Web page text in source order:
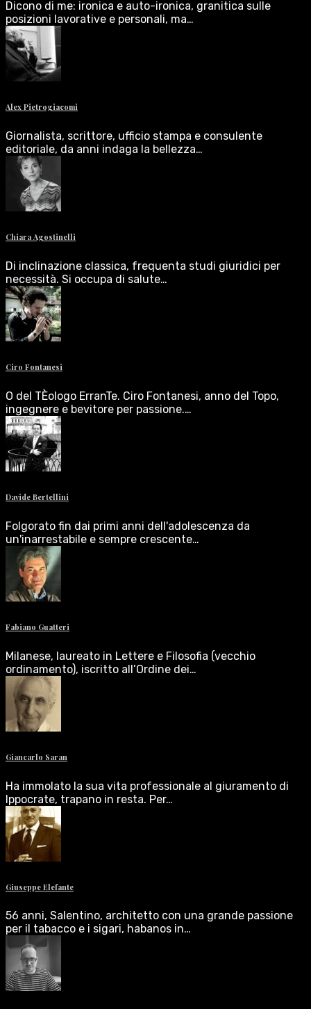
Dicono di me: ironica e auto-ironica, granitica sulle
posizioni lavorative e personali, ma…
Alex Pietrogiacomi
Giornalista, scrittore, ufficio stampa e consulente
editoriale, da anni indaga la bellezza…
Chiara Agostinelli
Di inclinazione classica, frequenta studi giuridici per
necessità. Si occupa di salute…
Ciro Fontanesi
O del TÈologo ErranTe. Ciro Fontanesi, anno del Topo,
ingegnere e bevitore per passione.…
Davide Bertellini
Folgorato fin dai primi anni dell'adolescenza da
un'inarrestabile e sempre crescente…
Fabiano Guatteri
Milanese, laureato in Lettere e Filosofia (vecchio
ordinamento), iscritto all’Ordine dei…
Giancarlo Saran
Ha immolato la sua vita professionale al giuramento di
Ippocrate, trapano in resta. Per…
Giuseppe Elefante
56 anni, Salentino, architetto con una grande passione
per il tabacco e i sigari, habanos in…